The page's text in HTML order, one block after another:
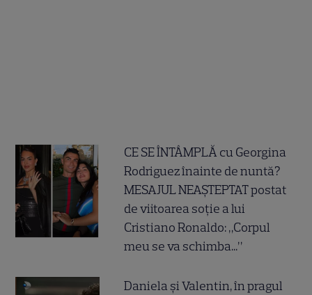
CE SE ÎNTÂMPLĂ cu Georgina
Rodriguez înainte de nuntă?
MESAJUL NEAȘTEPTAT postat
de viitoarea soție a lui
Cristiano Ronaldo: „Corpul
meu se va schimba...”
Daniela și Valentin, în pragul